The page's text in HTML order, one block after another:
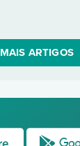
ARTIGOS